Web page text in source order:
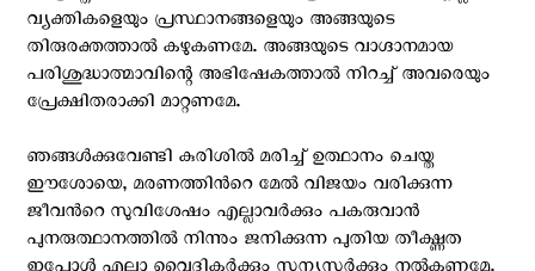
വ്യക്തികളെയും പ്രസ്ഥാനങ്ങളെയും അങ്ങയുടെ
തിരുരക്തത്താൽ കഴുകണമേ. അങ്ങയുടെ വാഗ്ദാനമായ
പരിശുദ്ധാത്മാവിന്റെ അഭിഷേകത്താൽ നിറച്ച് അവരെയും
പ്രേക്ഷിതരാക്കി മാറ്റണമേ.
ഞങ്ങൾക്കുവേണ്ടി കുരിശിൽ മരിച്ച് ഉത്ഥാനം ചെയ്ത
ഈശോയെ, മരണത്തിന്‍റെ മേല്‍ വിജയം വരിക്കുന്ന
ജീവന്‍റെ സുവിശേഷം എല്ലാവര്‍ക്കും പകരുവാന്‍
പുനരുത്ഥാനത്തില്‍ നിന്നും ജനിക്കുന്ന പുതിയ തീക്ഷ്ണത